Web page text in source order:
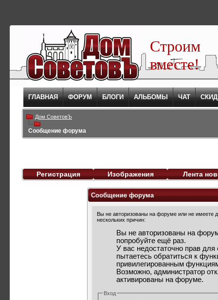
Строим
вместе!
ГЛАВНАЯ ФОРУМ БЛОГИ АЛЬБОМЫ ЧАТ
Дом СоветовЪ
Сообщение форума
Регистрация Изображения Лента
Сообщение форума
Вы не авторизованы на форуме или не имеете
нескольких причин:
Вы не авторизованы на
попробуйте ещё раз.
У вас недостаточно прав
пытаетесь обратиться к
привилегированным
Возможно, администратор
активированы на форуме.
Вход